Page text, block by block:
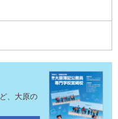
、大原の